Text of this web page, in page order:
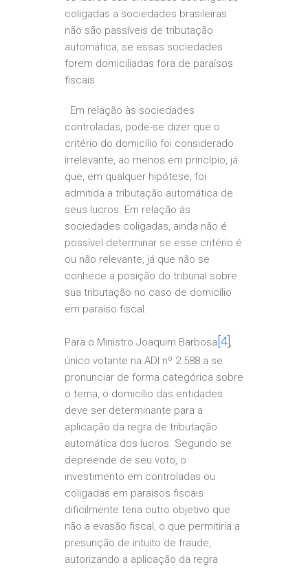
coligadas a sociedades brasileiras
não são passíveis de tributação
automática, se essas sociedades
forem domiciliadas fora de paraísos
fiscais.
Em relação às sociedades
controladas, pode-se dizer que o
critério do domicílio foi considerado
irrelevante, ao menos em princípio, já
que, em qualquer hipótese, foi
admitida a tributação automática de
seus lucros. Em relação às
sociedades coligadas, ainda não é
possível determinar se esse critério é
ou não relevante, já que não se
conhece a posição do tribunal sobre
sua tributação no caso de domicílio
em paraíso fiscal.
Para o Ministro Joaquim Barbosa [4] ,
único votante na ADI nº 2.588 a se
pronunciar de forma categórica sobre
o tema, o domicílio das entidades
deve ser determinante para a
aplicação da regra de tributação
automática dos lucros. Segundo se
depreende de seu voto, o
investimento em controladas ou
coligadas em paraísos fiscais
dificilmente teria outro objetivo que
não a evasão fiscal, o que permitiria a
presunção de intuito de fraude,
autorizando a aplicação da regra